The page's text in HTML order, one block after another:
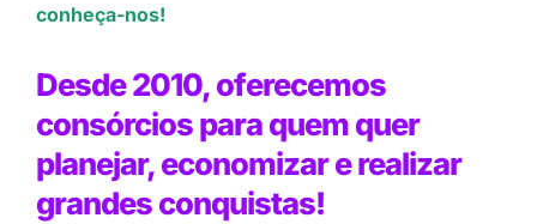
conheça-nos!
Desde 2010, oferecemos
consórcios para quem quer
planejar, economizar e realizar
grandes conquistas!